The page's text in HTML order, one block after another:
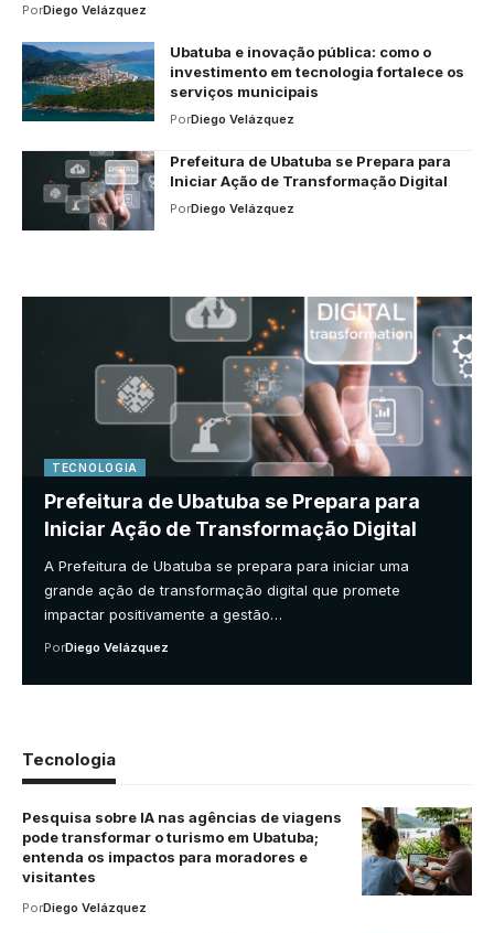
TECNOLOGIA
Prefeitura de Ubatuba se Prepara para
Iniciar Ação de Transformação Digital
A Prefeitura de Ubatuba se prepara para iniciar uma
grande ação de transformação digital que promete
impactar positivamente a gestão…
PorDiego Velázquez
PorDiego Velázquez
Ubatuba e inovação pública: como o
investimento em tecnologia fortalece os
serviços municipais
PorDiego Velázquez
Prefeitura de Ubatuba se Prepara para
Iniciar Ação de Transformação Digital
PorDiego Velázquez
Tecnologia
Pesquisa sobre IA nas agências de viagens
pode transformar o turismo em Ubatuba;
entenda os impactos para moradores e
visitantes
PorDiego Velázquez